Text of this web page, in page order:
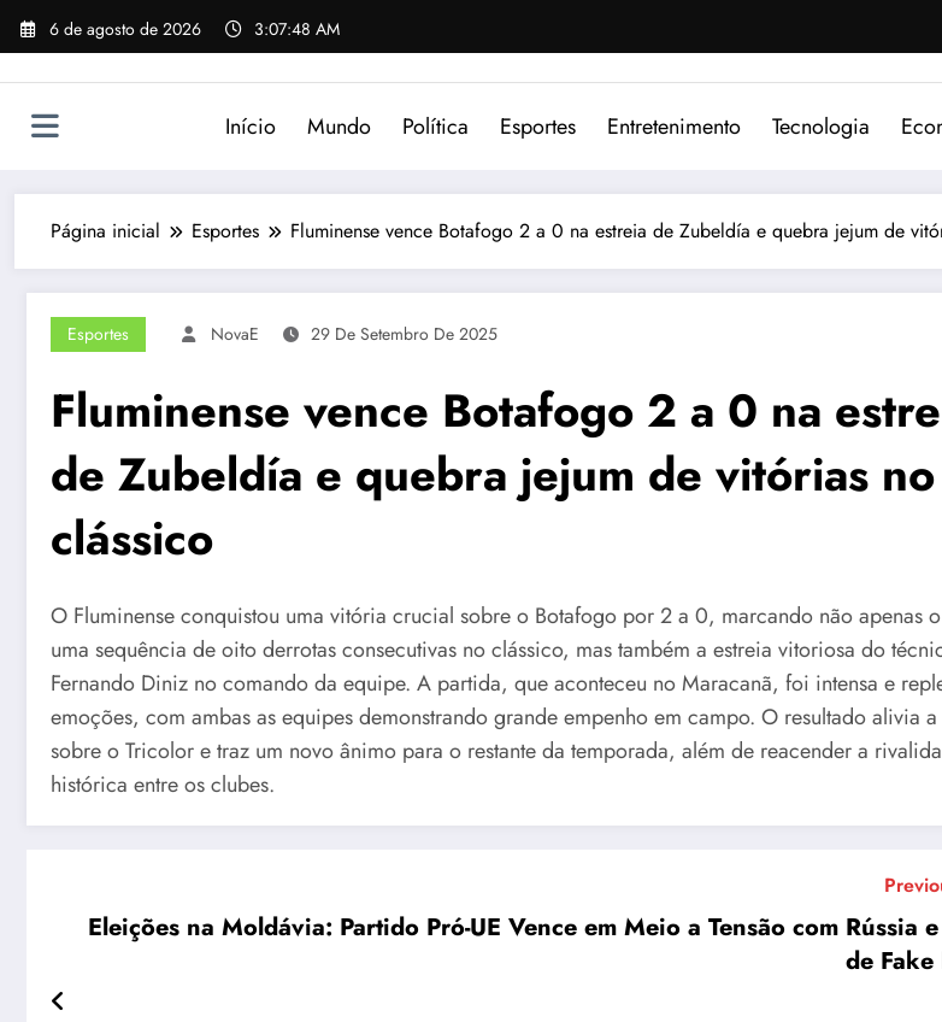
Pular
para
6 de agosto de 2026 3:07:48 AM
Início Mundo Política Esportes Entretenimento Tecnologia
Página inicial Esportes Fluminense vence Botafogo 2 a 0 na estreia de Zubeldía e quebra jejum de
Esportes NovaE 29 De Setembro De 2025
Fluminense vence Botafogo 2 a 0 na
de Zubeldía e quebra jejum de vitórias no
clássico
O Fluminense conquistou uma vitória crucial sobre o Botafogo por 2 a 0, marcando não apenas
uma sequência de oito derrotas consecutivas no clássico, mas também a estreia vitoriosa do
Fernando Diniz no comando da equipe. A partida, que aconteceu no Maracanã, foi intensa e
emoções, com ambas as equipes demonstrando grande empenho em campo. O resultado alivia
sobre o Tricolor e traz um novo ânimo para o restante da temporada, além de reacender a
histórica entre os clubes.
Eleições na Moldávia: Partido Pró-UE Vence em Meio a Tensão com Rússia
de Fake